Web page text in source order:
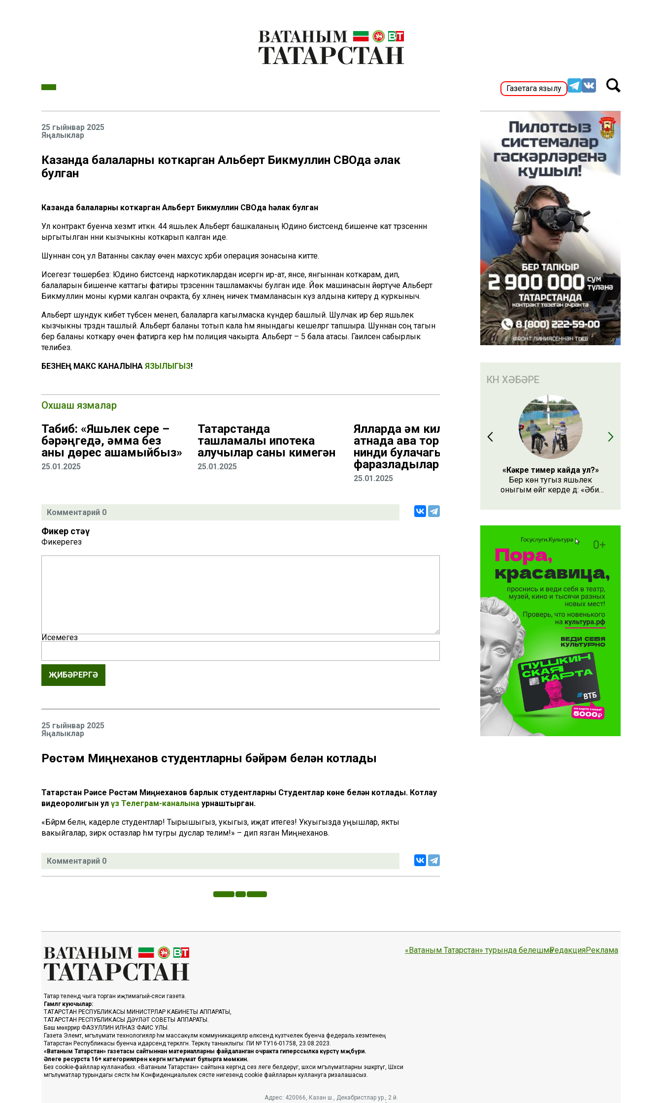
Газетага язылу
25 гыйнвар 2025
Яңалыклар
Казанда балаларны коткарган Альберт Бикмуллин СВОда һәлак
булган
Казанда балаларны коткарган Альберт Бикмуллин СВОда һәлак булган
Ул контракт буенча хезмәт иткән. 44 яшьлек Альберт башкаланың Юдино бистәсендә бишенче кат тәрәзәсеннән
ыргытылган нәни кызчыкны коткарып калган иде.
Шуннан соң ул Ватанны саклау өчен махсус хәрби операция зонасына китте.
Исегезгә төшерәбез: Юдино бистәсендә наркотиклардан исергән ир-ат, янәсе, янгыннан коткарам, дип,
балаларын бишенче каттагы фатиры тәрәзәсеннән ташламакчы булган иде. Йөк машинасын йөртүче Альберт
Бикмуллин моны күрми калган очракта, бу хәлнең ничек тәмамланасын күз алдына китерү дә куркыныч.
Альберт шундук кибет түбәсенә менеп, балаларга кагылмаска күндерә башлый. Шулчак ир бер яшьлек
кызчыкны тәрәзәдән ташлый. Альберт баланы тотып кала һәм янындагы кешеләргә тапшыра. Шуннан соң тагын
бер баланы коткару өчен фатирга керә һәм полиция чакырта. Альберт – 5 бала атасы. Гаиләсенә сабырлык
телибез.
БЕЗНЕҢ МАКС КАНАЛЫНА ЯЗЫЛЫГЫЗ!
Охшаш язмалар
Табиб: «Яшьлек сере –
бәрәңгедә, әмма без
аны дөрес ашамыйбыз»
25.01.2025
Татарстанда
ташламалы ипотека
алучылар саны кимегән
25.01.2025
Ялларда һәм киләсе
атнада һава торышы
нинди булачагын
фаразладылар
25.01.2025
Комментарий 0
Фикер өстәү
Фикерегез
Исемегез
ҖИБӘРЕРГӘ
25 гыйнвар 2025
Яңалыклар
Рөстәм Миңнеханов студентларны бәйрәм белән котлады
Татарстан Рәисе Рөстәм Миңнеханов барлык студентларны Студентлар көне белән котлады. Котлау
видеоролигын ул үз Телеграм-каналына урнаштырган.
«Бәйрәм белән, кадерле студентлар! Тырышыгыз, укыгыз, иҗат итегез! Укуыгызда уңышлар, якты
вакыйгалар, зирәк остазлар һәм тугры дуслар телим!» – дип язган Миңнеханов.
Комментарий 0
КӨН ХӘБӘРЕ
«Кәкре тимер кайда ул?»
Бер көн тугыз яшьлек
оныгым өйгә керде дә: «Әби,
ул?» – дип сорады.
Татар телендә чыга торган иҗтимагый-сәяси газета.
Гамәлгә куючылар:
ТАТАРСТАН РЕСПУБЛИКАСЫ МИНИСТРЛАР КАБИНЕТЫ АППАРАТЫ,
ТАТАРСТАН РЕСПУБЛИКАСЫ ДӘҮЛӘТ СОВЕТЫ АППАРАТЫ.
Баш мөхәррир ФАЗУЛЛИН ИЛНАЗ ФАИС УЛЫ.
Газета Элемтә, мәгълүмати технологияләр һәм массакүләм коммуникацияләр өлкәсендә күзәтчелек буенча федераль хезмәтенең
Татарстан Республикасы буенча идарәсендә теркәлгән. Теркәлү таныклыгы: ПИ № ТУ16-01758, 23.08.2023.
«Ватаным Татарстан» газетасы сайтыннан материалларны файдаланган очракта гиперссылка күрсәтү мәҗбүри.
Әлеге ресурста 16+ категорияләренә кергән мәгълүмат булырга мөмкин.
Без cookie-файллар кулланабыз. «Ватаным Татарстан» сайтына кергәндә сез әлеге белдерүгә, шәхси мәгълүматларны эшкәртүгә, Шәхси
мәгълүматлар турындагы сәясәткә һәм Конфиденциальлек сәясәте нигезендә cookie файлларын куллануга ризалашасыз.
«Ватаным Татарстан» турында белешмәРедакцияРеклама
Адрес: 420066, Казан ш., Декабристлар ур., 2 й.